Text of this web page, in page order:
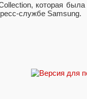
которая была
службе Samsung.